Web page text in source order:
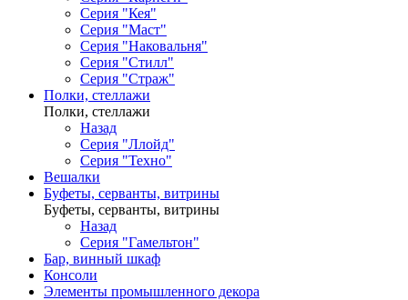
Серия "Кея"
Серия "Маст"
Серия "Наковальня"
Серия "Стилл"
Серия "Страж"
Полки, стеллажи
Полки, стеллажи
Назад
Серия "Ллойд"
Серия "Техно"
Вешалки
Буфеты, серванты, витрины
Буфеты, серванты, витрины
Назад
Серия "Гамельтон"
Бар, винный шкаф
Консоли
Элементы промышленного декора